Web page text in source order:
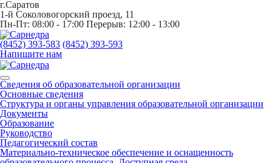
г.Саратов
1-й Соколовогорский проезд, 11
Пн-Пт: 08:00 - 17:00 Перерыв: 12:00 - 13:00
(8452) 393-583 (8452) 393-593
Напишите нам
Сведения об образовательной организации
Основные сведения
Структура и органы управления образовательной организации
Документы
Образование
Руководство
Педагогический состав
Материально-техническое обеспечение и оснащенность